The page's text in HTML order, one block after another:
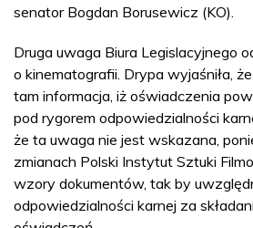
senator Bogdan Borusewicz (KO).
Druga uwaga Biura Legislacyjnego
o kinematografii. Drypa wyjaśniła,
tam informacja, iż oświadczenia
pod rygorem odpowiedzialności
że ta uwaga nie jest wskazana,
zmianach Polski Instytut Sztuki
wzory dokumentów, tak by
odpowiedzialności karnej za